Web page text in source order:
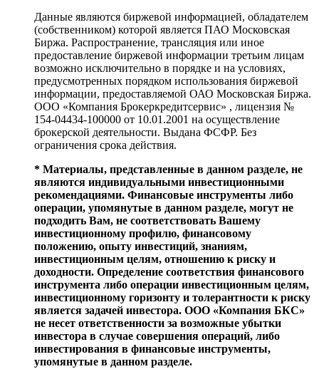
Данные являются биржевой информацией, обладателем
(собственником) которой является ПАО Московская
Биржа. Распространение, трансляция или иное
предоставление биржевой информации третьим лицам
возможно исключительно в порядке и на условиях,
предусмотренных порядком использования биржевой
информации, предоставляемой ОАО Московская Биржа.
ООО «Компания Брокеркредитсервис» , лицензия №
154-04434-100000 от 10.01.2001 на осуществление
брокерской деятельности. Выдана ФСФР. Без
ограничения срока действия.
* Материалы, представленные в данном разделе, не
являются индивидуальными инвестиционными
рекомендациями. Финансовые инструменты либо
операции, упомянутые в данном разделе, могут не
подходить Вам, не соответствовать Вашему
инвестиционному профилю, финансовому
положению, опыту инвестиций, знаниям,
инвестиционным целям, отношению к риску и
доходности. Определение соответствия финансового
инструмента либо операции инвестиционным целям,
инвестиционному горизонту и толерантности к риску
является задачей инвестора. ООО «Компания БКС»
не несет ответственности за возможные убытки
инвестора в случае совершения операций, либо
инвестирования в финансовые инструменты,
упомянутые в данном разделе.